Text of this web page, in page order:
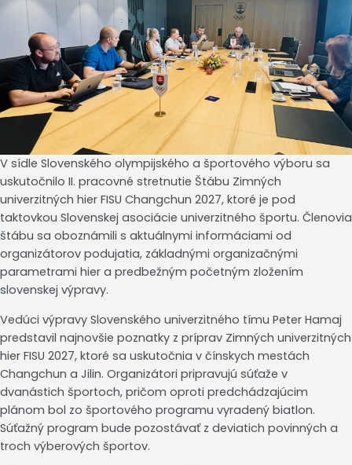
V sídle Slovenského olympijského a športového výboru sa
uskutočnilo II. pracovné stretnutie Štábu Zimných
univerzitných hier FISU Changchun 2027, ktoré je pod
taktovkou Slovenskej asociácie univerzitného športu. Členovia
štábu sa oboznámili s aktuálnymi informáciami od
organizátorov podujatia, základnými organizačnými
parametrami hier a predbežným početným zložením
slovenskej výpravy.
Vedúci výpravy Slovenského univerzitného tímu Peter Hamaj
predstavil najnovšie poznatky z príprav Zimných univerzitných
hier FISU 2027, ktoré sa uskutočnia v čínskych mestách
Changchun a Jilin. Organizátori pripravujú súťaže v
dvanástich športoch, pričom oproti predchádzajúcim
plánom bol zo športového programu vyradený biatlon.
Súťažný program bude pozostávať z deviatich povinných a
troch výberových športov.